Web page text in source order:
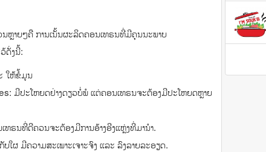
າຍໆຄື ການເນັ້ນຜະລິດຄອນເທຣນທີ່ມີຄຸນນະພາບ
ດັ່ງນີ້:
ໃຫ້ຂໍ້ມູນ
ມີປະໂຫຍດຢ່າງດຽວບໍ່ພໍ ແຕ່ຄອນເທຣນຈະຕ້ອງມີປະໂຫຍດຫຼາຍ
ທຣນທີ່ດີຄວນຈະຕ້ອງມີການອ້າງອີງແຫຼ່ງທີ່ມານຳ.
ຜ ມີຄວາມສະເພາະເຈາະຈົງ ແລະ ລົງລາຍລະອຽດ.